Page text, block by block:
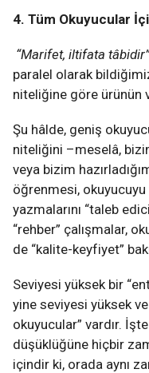
4. Tüm Okuyucular
“Marifet, iltifata tâbidir”
paralel olarak
niteliğine göre ürünün
Şu hâlde, geniş
niteliğini –meselâ,
veya bizim
öğrenmesi, okuyucuyu
yazmalarını “taleb
“rehber” çalışmalar,
de “kalite-keyfiyet”
Seviyesi yüksek bir
yine seviyesi yüksek
okuyucular” vardır.
düşüklüğüne hiçbir
içindir ki, orada aynı